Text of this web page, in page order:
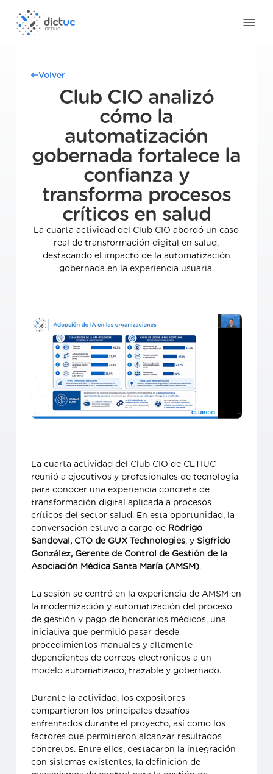
Volver
Club CIO analizó
cómo la
automatización
gobernada fortalece la
confianza y
transforma procesos
críticos en salud
La cuarta actividad del Club CIO abordó un caso
real de transformación digital en salud,
destacando el impacto de la automatización
gobernada en la experiencia usuaria.
La cuarta actividad del Club CIO de CETIUC
reunió a ejecutivos y profesionales de tecnología
para conocer una experiencia concreta de
transformación digital aplicada a procesos
críticos del sector salud. En esta oportunidad, la
conversación estuvo a cargo de Rodrigo
Sandoval, CTO de GUX Technologies, y Sigfrido
González, Gerente de Control de Gestión de la
Asociación Médica Santa María (AMSM).
La sesión se centró en la experiencia de AMSM en
la modernización y automatización del proceso
de gestión y pago de honorarios médicos, una
iniciativa que permitió pasar desde
procedimientos manuales y altamente
dependientes de correos electrónicos a un
modelo automatizado, trazable y gobernado.
Durante la actividad, los expositores
compartieron los principales desafíos
enfrentados durante el proyecto, así como los
factores que permitieron alcanzar resultados
concretos. Entre ellos, destacaron la integración
con sistemas existentes, la definición de